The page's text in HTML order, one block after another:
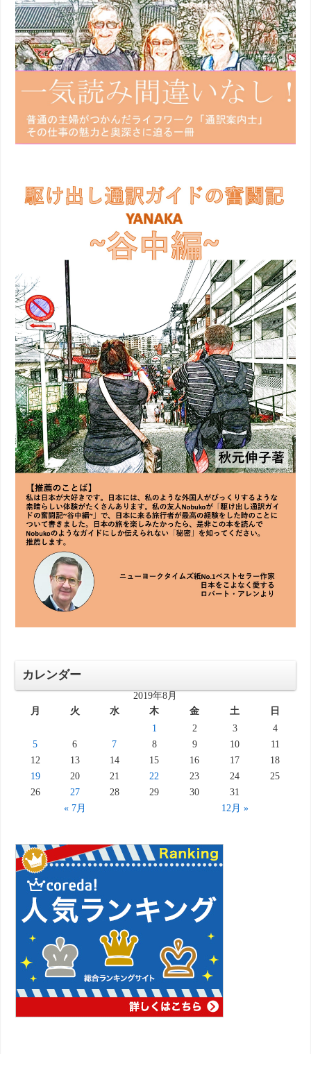
カレンダー
2019年8月
月
火 水 木 金 土 日
« 7月 12月 »
1 2 3
4
5
6 7 8 9 10
11
12
13 14 15 16 17
18
19
20 21 22 23 24
25
26
27 28 29 30 31